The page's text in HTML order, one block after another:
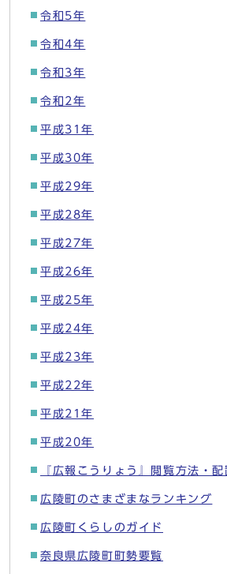
令和5年
令和4年
令和3年
令和2年
平成31年
平成30年
平成29年
平成28年
平成27年
平成26年
平成25年
平成24年
平成23年
平成22年
平成21年
平成20年
『広報こうりょう』閲覧方法・配
広陵町のさまざまなランキング
広陵町くらしのガイド
奈良県広陵町町勢要覧